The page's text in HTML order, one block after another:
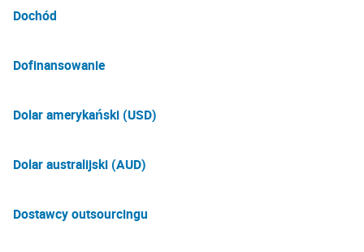
Dochód
Dofinansowanie
Dolar amerykański (USD)
Dolar australijski (AUD)
Dostawcy outsourcingu